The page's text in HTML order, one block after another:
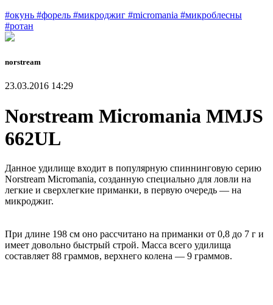
#окунь #форель #микроджиг #micromania #микроблесны
#ротан
norstream
23.03.2016 14:29
Norstream Micromania MMJS
662UL
Данное удилище входит в популярную спиннинговую серию
Norstream Micromania, созданную специально для ловли на
легкие и сверхлегкие приманки, в первую очередь — на
микроджиг.
При длине 198 см оно рассчитано на приманки от 0,8 до 7 г и
имеет довольно быстрый строй. Масса всего удилища
составляет 88 граммов, верхнего колена — 9 граммов.